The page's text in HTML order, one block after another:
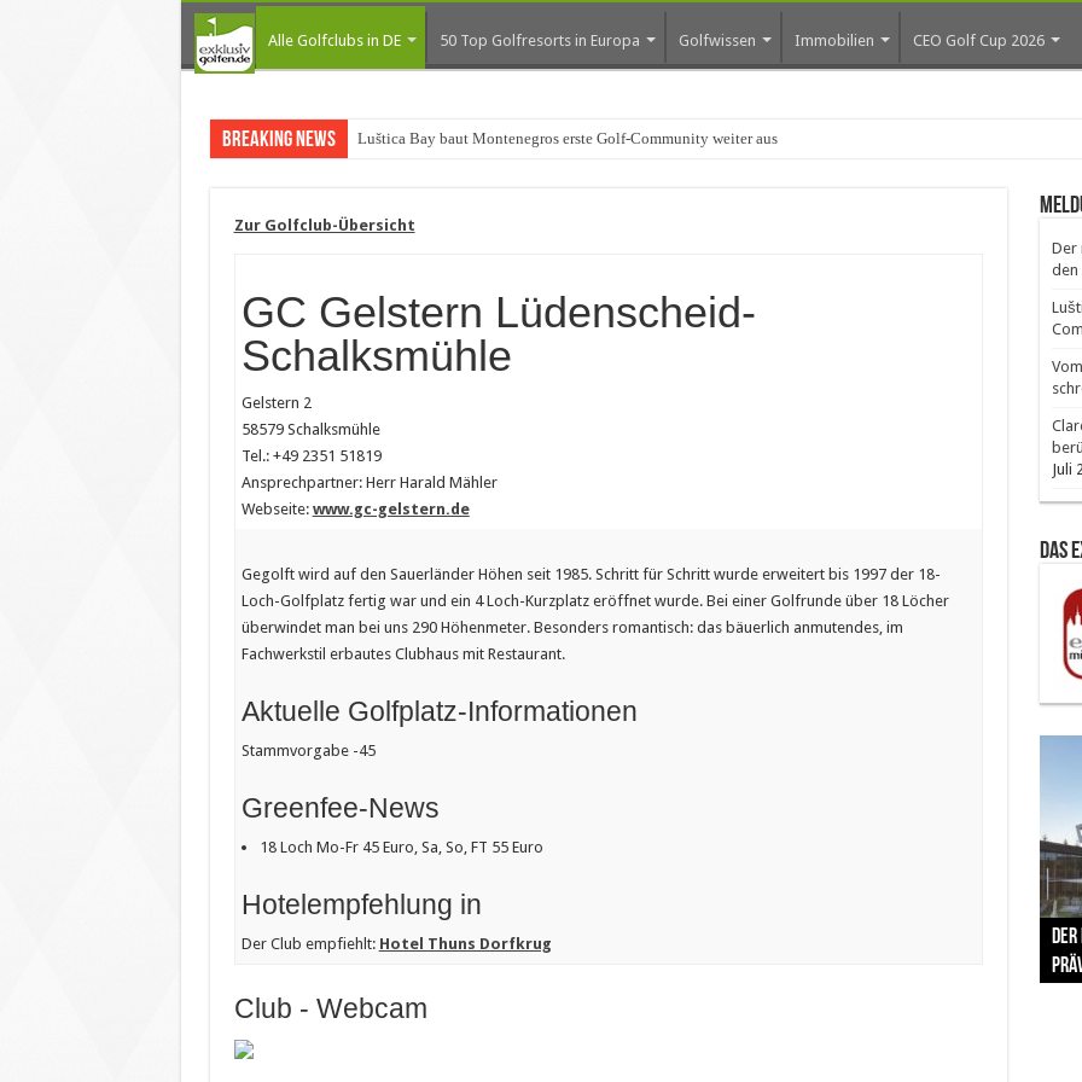
Alle Golfclubs in DE 50 Top Golfresorts in Europa Golfwissen Immobilien CEO Golf Cup 2026
Breaking News Luštica Bay baut Montenegros erste Golf-Community weiter aus
Zur Golfclub-Übersicht
GC Gelstern Lüdenscheid-
Schalksmühle
Gelstern 2
58579 Schalksmühle
Tel.: +49 2351 51819
Ansprechpartner: Herr Harald Mähler
Webseite: www.gc-gelstern.de
Gegolft wird auf den Sauerländer Höhen seit 1985. Schritt für Schritt wurde erweitert bis 1997 der 18-
Loch-Golfplatz fertig war und ein 4 Loch-Kurzplatz eröffnet wurde. Bei einer Golfrunde über 18 Löcher
überwindet man bei uns 290 Höhenmeter. Besonders romantisch: das bäuerlich anmutendes, im
Fachwerkstil erbautes Clubhaus mit Restaurant.
Aktuelle Golfplatz-Informationen
Stammvorgabe -45
Greenfee-News
18 Loch Mo-Fr 45 Euro, Sa, So, FT 55 Euro
Hotelempfehlung in
Der Club empfiehlt: Hotel Thuns Dorfkrug
Club - Webcam
Der
den
Juli
Das
The